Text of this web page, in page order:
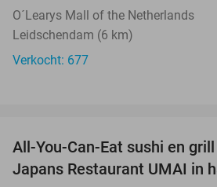
O´Learys Mall of the Netherlands
Leidschendam (6 km)
Verkocht: 677
All-You-Can-Eat sushi en
Japans Restaurant UMAI in